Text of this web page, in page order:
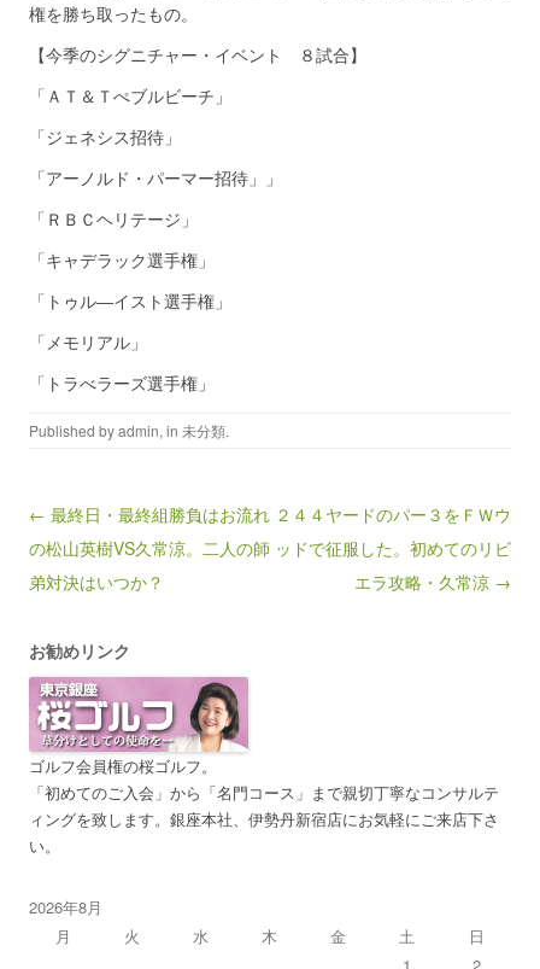
権を勝ち取ったもの。
【今季のシグニチャー・イベント ８試合】
「ＡＴ＆Ｔぺブルビーチ」
「ジェネシス招待」
「アーノルド・パーマー招待」」
「ＲＢＣヘリテージ」
「キャデラック選手権」
「トゥル―イスト選手権」
「メモリアル」
「トラべラーズ選手権」
Published byadmin, in 未分類.
Post navigation
← 最終日・最終組勝負はお流れ
の松山英樹VS久常涼。二人の師
弟対決はいつか？
２４４ヤードのパー３をＦＷウ
ッドで征服した。初めてのリビ
エラ攻略・久常涼 →
お勧めリンク
ゴルフ会員権の桜ゴルフ。
「初めてのご入会」から「名門コース」まで親切丁寧なコンサルテ
ィングを致します。銀座本社、伊勢丹新宿店にお気軽にご来店下さ
い。
2026年8月
月
火 水 木 金 土
日